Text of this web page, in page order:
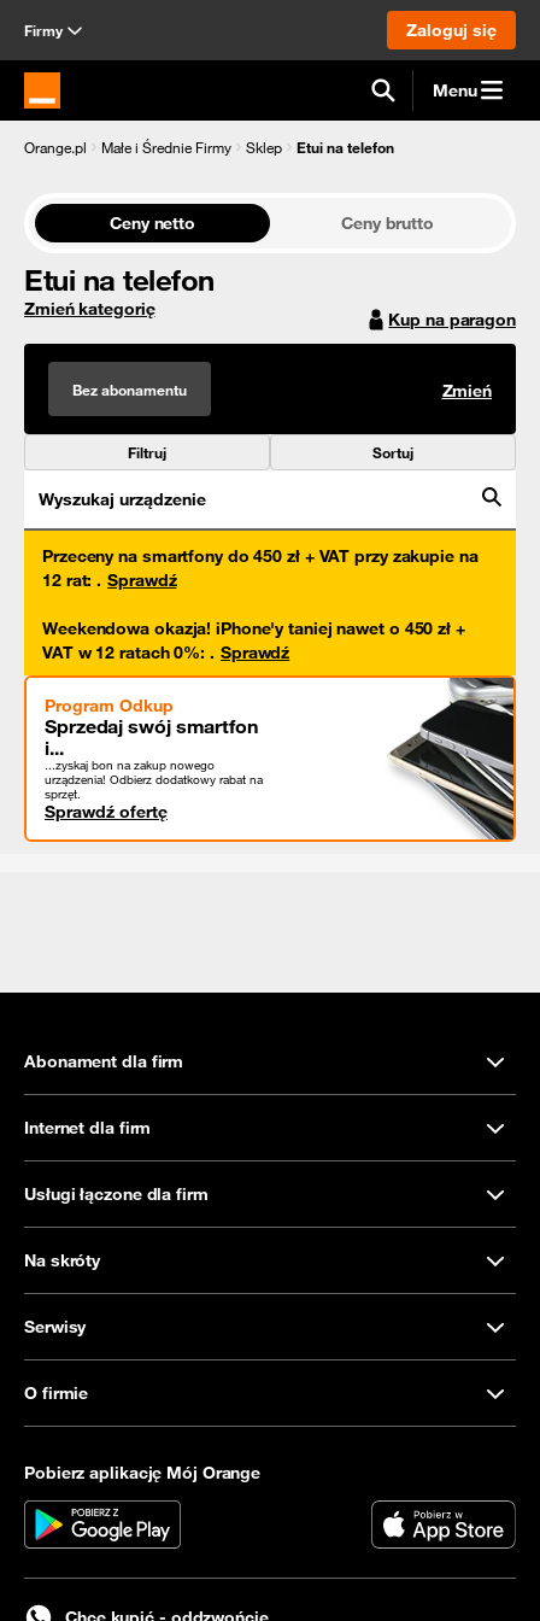
Firmy Zaloguj się
Strona główna Orange.pl Menu
Orange.pl Małe i Średnie Firmy Sklep Etui na telefon
Ceny netto Ceny brutto
Etui na telefon
Zmień kategorię Kup na paragon
Bez abonamentu Zmień
Filtruj Sortuj
Wyszukaj urządzenie
Przeceny na smartfony do 450 zł + VAT przy zakupie na
12 rat: . Sprawdź
Weekendowa okazja! iPhone'y taniej nawet o 450 zł +
VAT w 12 ratach 0%: . Sprawdź
Program Odkup
Sprzedaj swój smartfon
i...
...zyskaj bon na zakup nowego
urządzenia! Odbierz dodatkowy rabat na
sprzęt.
Sprawdź ofertę
Abonament dla firm
Internet dla firm
Usługi łączone dla firm
Na skróty
Serwisy
O firmie
Pobierz aplikację Mój Orange